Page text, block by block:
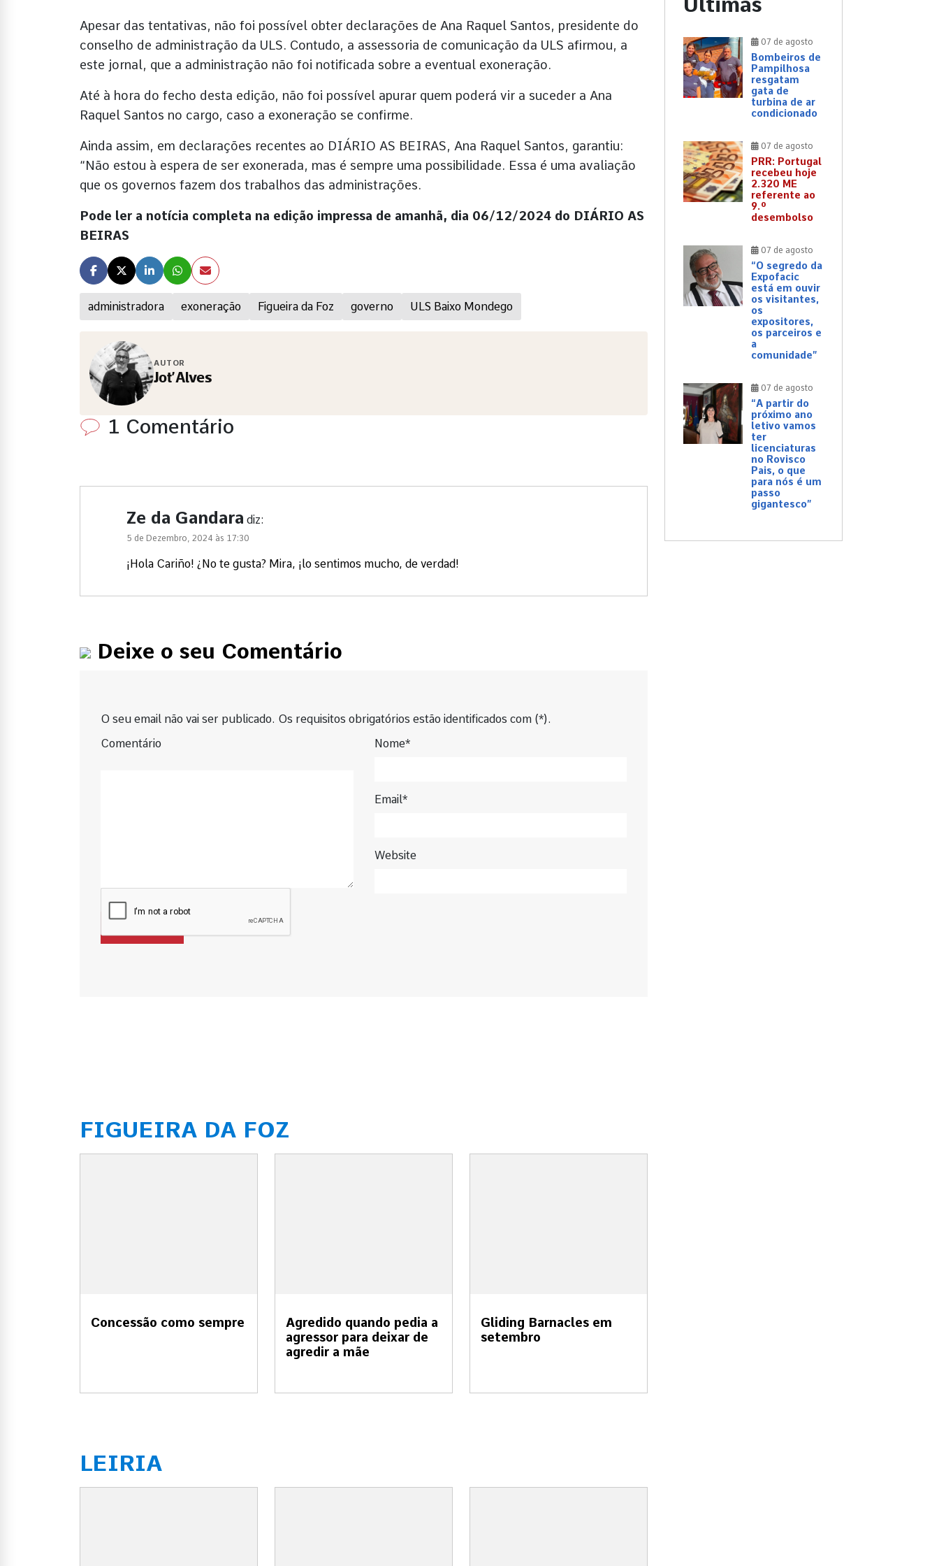
administradora exoneração Figueira da Foz governo ULS Baixo Mondego
AUTOR
Jot’Alves
Apesar das tentativas, não foi possível obter declarações de Ana Raquel Santos, presidente do
conselho de administração da ULS. Contudo, a assessoria de comunicação da ULS afirmou, a
este jornal, que a administração não foi notificada sobre a eventual exoneração.
Até à hora do fecho desta edição, não foi possível apurar quem poderá vir a suceder a Ana
Raquel Santos no cargo, caso a exoneração se confirme.
Ainda assim, em declarações recentes ao DIÁRIO AS BEIRAS, Ana Raquel Santos, garantiu:
“Não estou à espera de ser exonerada, mas é sempre uma possibilidade. Essa é uma avaliação
que os governos fazem dos trabalhos das administrações.
Pode ler a notícia completa na edição impressa de amanhã, dia 06/12/2024 do DIÁRIO AS
BEIRAS
1 Comentário
Ze da Gandara diz:
5 de Dezembro, 2024 às 17:30
¡Hola Cariño! ¿No te gusta? Mira, ¡lo sentimos mucho, de verdad!
Deixe o seu Comentário
O seu email não vai ser publicado. Os requisitos obrigatórios estão identificados com (*).
Comentário
Nome*
Email*
Website
07 de agosto
Bombeiros de
Pampilhosa
resgatam
gata de
turbina de ar
condicionado
07 de agosto
PRR: Portugal
recebeu hoje
2.320 ME
referente ao
9.º
desembolso
07 de agosto
“O segredo da
Expofacic
está em ouvir
os visitantes,
os
expositores,
os parceiros e
a
comunidade”
07 de agosto
“A partir do
próximo ano
letivo vamos
ter
licenciaturas
no Rovisco
Pais, o que
para nós é um
passo
gigantesco”
FIGUEIRA DA FOZ
Concessão como sempre
Agredido quando pedia a
agressor para deixar de
agredir a mãe
Gliding Barnacles em
setembro
LEIRIA